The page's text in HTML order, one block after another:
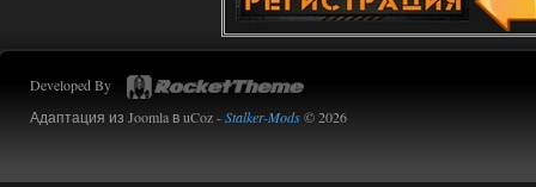
Developed By
Адаптация из Joomla в uCoz -Stalker-Mods© 2026